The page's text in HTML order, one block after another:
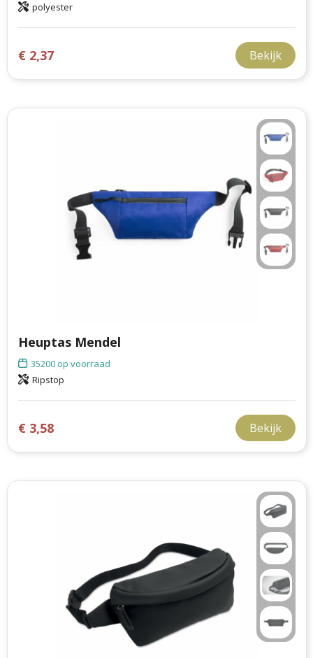
polyester
€ 2,37 Bekijk
Heuptas Mendel
35200op voorraad
Ripstop
€ 3,58 Bekijk